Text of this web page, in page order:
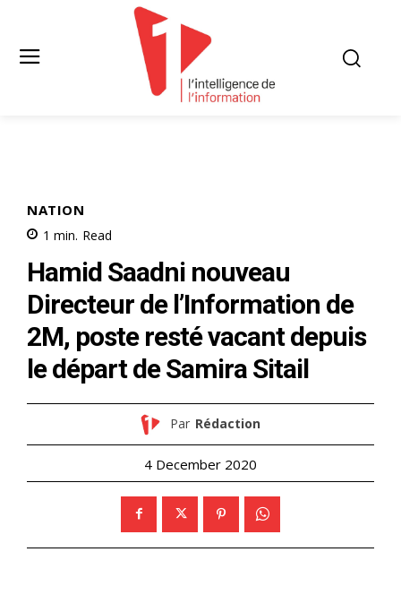
NATION
1 min. Read
Hamid Saadni nouveau
Directeur de l’Information de
2M, poste resté vacant depuis
le départ de Samira Sitail
Par Rédaction
4 December 2020